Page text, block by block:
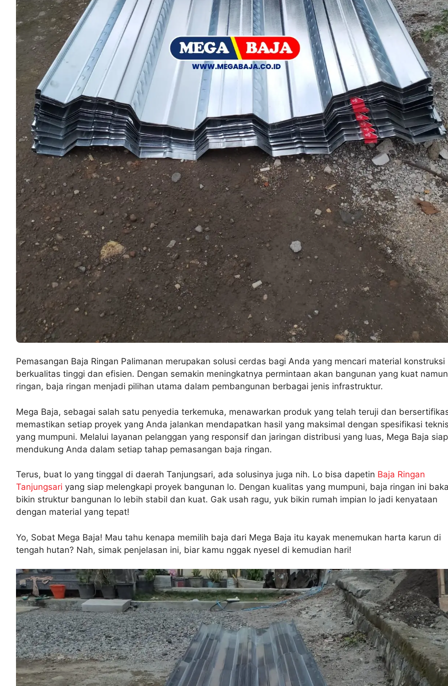
Pemasangan Baja Ringan Palimanan merupakan solusi cerdas bagi Anda yang mencari material konstruksi
berkualitas tinggi dan efisien. Dengan semakin meningkatnya permintaan akan bangunan yang kuat namun
ringan, baja ringan menjadi pilihan utama dalam pembangunan berbagai jenis infrastruktur.
Mega Baja, sebagai salah satu penyedia terkemuka, menawarkan produk yang telah teruji dan
memastikan setiap proyek yang Anda jalankan mendapatkan hasil yang maksimal dengan spesifikasi teknis
yang mumpuni. Melalui layanan pelanggan yang responsif dan jaringan distribusi yang luas, Mega Baja siap
mendukung Anda dalam setiap tahap pemasangan baja ringan.
Terus, buat lo yang tinggal di daerah Tanjungsari, ada solusinya juga nih. Lo bisa dapetin Baja Ringan
Tanjungsari yang siap melengkapi proyek bangunan lo. Dengan kualitas yang mumpuni, baja ringan ini
bikin struktur bangunan lo lebih stabil dan kuat. Gak usah ragu, yuk bikin rumah impian lo jadi kenyataan
dengan material yang tepat!
Yo, Sobat Mega Baja! Mau tahu kenapa memilih baja dari Mega Baja itu kayak menemukan harta karun di
tengah hutan? Nah, simak penjelasan ini, biar kamu nggak nyesel di kemudian hari!